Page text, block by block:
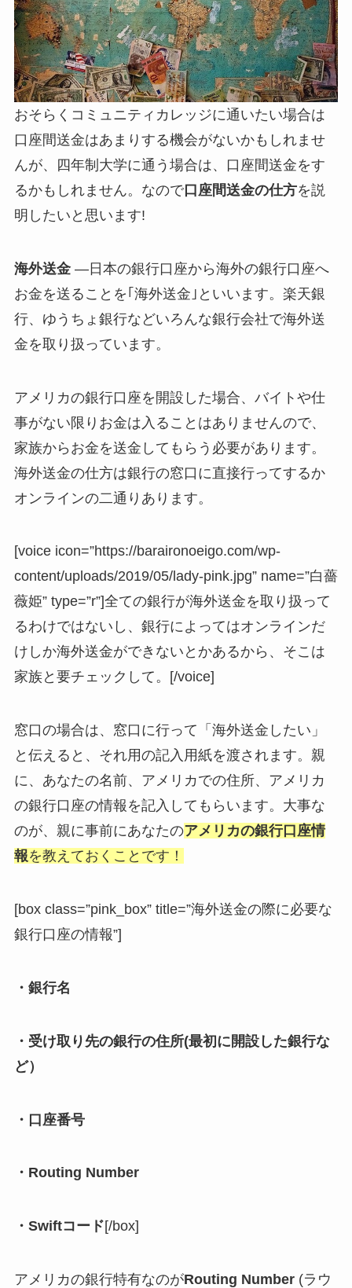
おそらくコミュニティカレッジに通いたい場合は
口座間送金はあまりする機会がないかもしれませ
んが、四年制大学に通う場合は、口座間送金をす
るかもしれません。なので口座間送金の仕方を説
明したいと思います!
海外送金 —日本の銀行口座から海外の銀行口座へ
お金を送ることを｢海外送金｣といいます。楽天銀
行、ゆうちょ銀行などいろんな銀行会社で海外送
金を取り扱っています。
アメリカの銀行口座を開設した場合、バイトや仕
事がない限りお金は入ることはありませんので、
家族からお金を送金してもらう必要があります。
海外送金の仕方は銀行の窓口に直接行ってするか
オンラインの二通りあります。
[voice icon=”https://baraironoeigo.com/wp-
content/uploads/2019/05/lady-pink.jpg” name=”白薔
薇姫” type=”r”]全ての銀行が海外送金を取り扱って
るわけではないし、銀行によってはオンラインだ
けしか海外送金ができないとかあるから、そこは
家族と要チェックして。[/voice]
窓口の場合は、 窓口に行って「海外送金したい」
と伝えると、それ用の記入用紙を渡されます。親
に、 あなたの名前、アメリカでの住所、アメリカ
の銀行口座の情報を記入してもらいます。 大事な
のが、親に事前にあなたのアメリカの銀行口座情
報を教えておくことです！
[box class=”pink_box” title=”海外送金の際に必要な
銀行口座の情報”]
・銀行名
・受け取り先の銀行の住所(最初に開設した銀行な
ど）
・口座番号
・Routing Number
・Swiftコード[/box]
アメリカの銀行特有なのがRouting Number (ラウ